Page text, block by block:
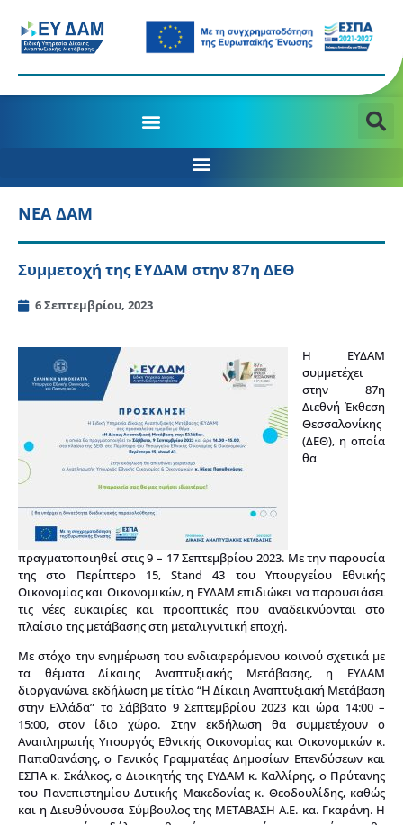
ΝΕΑ ΔΑΜ
Συμμετοχή της ΕΥΔΑΜ στην 87η ΔΕΘ
6 Σεπτεμβρίου, 2023
Η ΕΥΔΑΜ
συμμετέχει
στην 87η
Διεθνή Έκθεση
Θεσσαλονίκης
(ΔΕΘ), η οποία
θα
πραγματοποιηθεί στις 9 – 17 Σεπτεμβρίου 2023. Με την παρουσία
της στο Περίπτερο 15, Stand 43 του Υπουργείου Εθνικής
Οικονομίας και Οικονομικών, η ΕΥΔΑΜ επιδιώκει να παρουσιάσει
τις νέες ευκαιρίες και προοπτικές που αναδεικνύονται στο
πλαίσιο της μετάβασης στη μεταλιγνιτική εποχή.
Mε στόχο την ενημέρωση του ενδιαφερόμενου κοινού σχετικά με
τα θέματα Δίκαιης Αναπτυξιακής Μετάβασης, η ΕΥΔΑΜ
διοργανώνει εκδήλωση με τίτλο “Η Δίκαιη Αναπτυξιακή Μετάβαση
στην Ελλάδα” το Σάββατο 9 Σεπτεμβρίου 2023 και ώρα 14:00 –
15:00, στον ίδιο χώρο. Στην εκδήλωση θα συμμετέχουν ο
Αναπληρωτής Υπουργός Εθνικής Οικονομίας και Οικονομικών κ.
Παπαθανάσης, ο Γενικός Γραμματέας Δημοσίων Επενδύσεων και
ΕΣΠΑ κ. Σκάλκος, ο Διοικητής της ΕΥΔΑΜ κ. Καλλίρης, ο Πρύτανης
του Πανεπιστημίου Δυτικής Μακεδονίας κ. Θεοδουλίδης, καθώς
και η Διευθύνουσα Σύμβουλος της ΜΕΤΑΒΑΣΗ Α.Ε. κα. Γκαράνη. Η